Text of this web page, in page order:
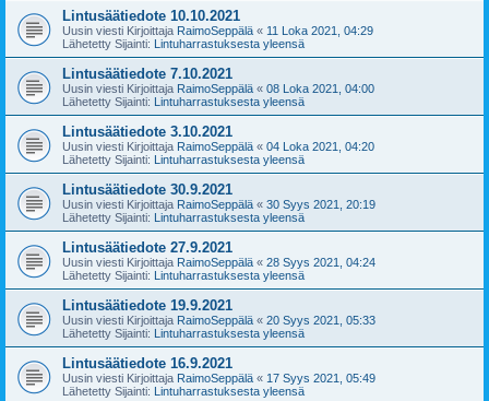
Lintusäätiedote 10.10.2021
Uusin viesti Kirjoittaja RaimoSeppälä « 11 Loka 2021, 04:29
Lähetetty Sijainti: Lintuharrastuksesta yleensä
Lintusäätiedote 7.10.2021
Uusin viesti Kirjoittaja RaimoSeppälä « 08 Loka 2021, 04:00
Lähetetty Sijainti: Lintuharrastuksesta yleensä
Lintusäätiedote 3.10.2021
Uusin viesti Kirjoittaja RaimoSeppälä « 04 Loka 2021, 04:20
Lähetetty Sijainti: Lintuharrastuksesta yleensä
Lintusäätiedote 30.9.2021
Uusin viesti Kirjoittaja RaimoSeppälä « 30 Syys 2021, 20:19
Lähetetty Sijainti: Lintuharrastuksesta yleensä
Lintusäätiedote 27.9.2021
Uusin viesti Kirjoittaja RaimoSeppälä « 28 Syys 2021, 04:24
Lähetetty Sijainti: Lintuharrastuksesta yleensä
Lintusäätiedote 19.9.2021
Uusin viesti Kirjoittaja RaimoSeppälä « 20 Syys 2021, 05:33
Lähetetty Sijainti: Lintuharrastuksesta yleensä
Lintusäätiedote 16.9.2021
Uusin viesti Kirjoittaja RaimoSeppälä « 17 Syys 2021, 05:49
Lähetetty Sijainti: Lintuharrastuksesta yleensä